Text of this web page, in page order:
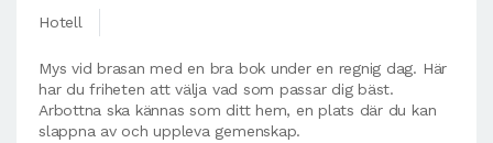
Hotell
Mys vid brasan med en bra bok under en regnig dag. Här
har du friheten att välja vad som passar dig bäst.
Arbottna ska kännas som ditt hem, en plats där du kan
slappna av och uppleva gemenskap.